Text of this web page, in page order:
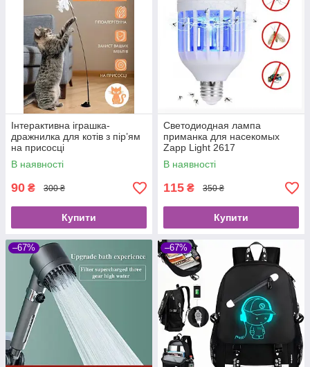
Інтерактивна іграшка-
дражнилка для котів з пір’ям
на присосці
В наявності
90 ₴ 300 ₴
Купити
Светодиодная лампа
приманка для насекомых
Zapp Light 2617
уничтожитель насекомых
В наявності
115 ₴ 350 ₴
Купити
–67% –67%